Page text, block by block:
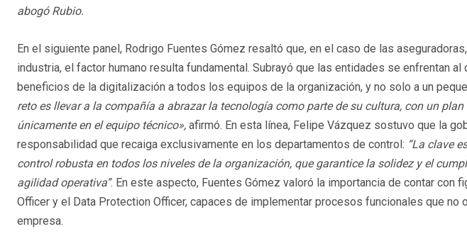
abogó Rubio.
En el siguiente panel, Rodrigo Fuentes Gómez resaltó que, en el caso de las
industria, el factor humano resulta fundamental. Subrayó que las entidades se enfrentan
beneficios de la digitalización a todos los equipos de la organización, y no solo a un
reto es llevar a la compañía a abrazar la tecnología como parte de su cultura, con un
únicamente en el equipo técnico», afirmó. En esta línea, Felipe Vázquez sostuvo que la
responsabilidad que recaiga exclusivamente en los departamentos de control: “La clave
control robusta en todos los niveles de la organización, que garantice la solidez y el
agilidad operativa”. En este aspecto, Fuentes Gómez valoró la importancia de contar con
Officer y el Data Protection Officer, capaces de implementar procesos funcionales que no
empresa.